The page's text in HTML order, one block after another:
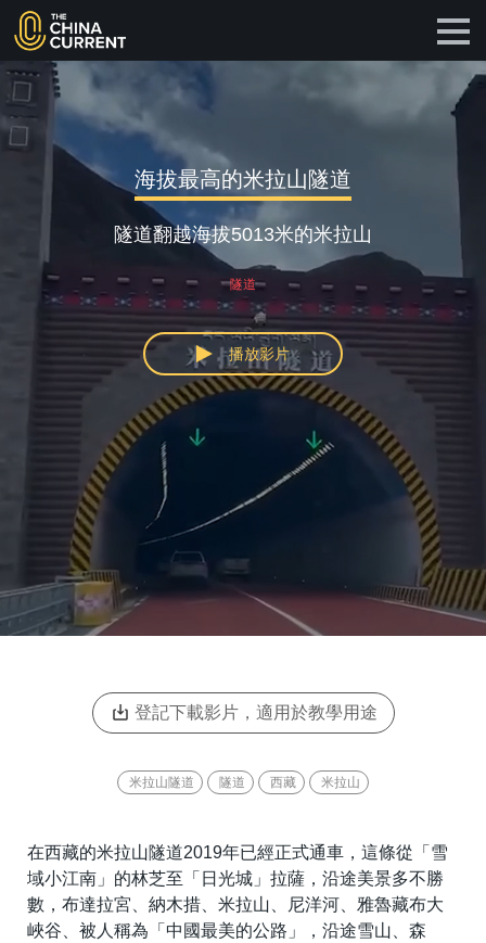
海拔最高的米拉山隧道
隧道翻越海拔5013米的米拉山
隧道
播放影片
登記下載影片，適用於教學用途
米拉山隧道 隧道 西藏 米拉山
在西藏的米拉山隧道2019年已經正式通車，這條從「雪
域小江南」的林芝至「日光城」拉薩，沿途美景多不勝
數，布達拉宮、納木措、米拉山、尼洋河、雅魯藏布大
峽谷、被人稱為「中國最美的公路」，沿途雪山、森